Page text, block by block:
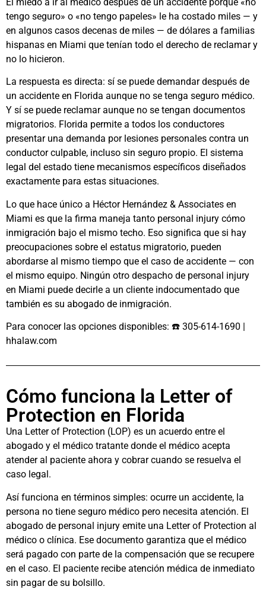
tengo seguro» o «no tengo papeles» le ha costado miles — y
en algunos casos decenas de miles — de dólares a familias
hispanas en Miami que tenían todo el derecho de reclamar y
no lo hicieron.
La respuesta es directa: sí se puede demandar después de
un accidente en Florida aunque no se tenga seguro médico.
Y sí se puede reclamar aunque no se tengan documentos
migratorios. Florida permite a todos los conductores
presentar una demanda por lesiones personales contra un
conductor culpable, incluso sin seguro propio. El sistema
legal del estado tiene mecanismos específicos diseñados
exactamente para estas situaciones.
Lo que hace único a Héctor Hernández & Associates en
Miami es que la firma maneja tanto personal injury cómo
inmigración bajo el mismo techo. Eso significa que si hay
preocupaciones sobre el estatus migratorio, pueden
abordarse al mismo tiempo que el caso de accidente — con
el mismo equipo. Ningún otro despacho de personal injury
en Miami puede decirle a un cliente indocumentado que
también es su abogado de inmigración.
Para conocer las opciones disponibles: ☎️ 305-614-1690 |
hhalaw.com
Cómo funciona la Letter of
Protection en Florida
Una Letter of Protection (LOP) es un acuerdo entre el
abogado y el médico tratante donde el médico acepta
atender al paciente ahora y cobrar cuando se resuelva el
caso legal.
Así funciona en términos simples: ocurre un accidente, la
persona no tiene seguro médico pero necesita atención. El
abogado de personal injury emite una Letter of Protection al
médico o clínica. Ese documento garantiza que el médico
será pagado con parte de la compensación que se recupere
en el caso. El paciente recibe atención médica de inmediato
sin pagar de su bolsillo.